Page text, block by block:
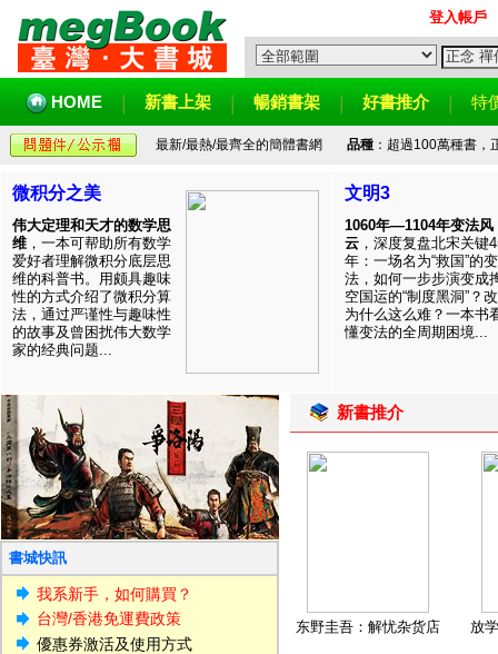
登入帳戶
HOME 新書上架 暢銷書架 好書推介 特
最新/最熱/最齊全的簡體書網 品種：超過100萬種書，
微积分之美
伟大定理和天才的数学思
维 ，一本可帮助所有数学
爱好者理解微积分底层思
维的科普书。用颇具趣味
性的方式介绍了微积分算
法，通过严谨性与趣味性
的故事及曾困扰伟大数学
家的经典问题...
文明3
1060年—1104年变法风
云 ，深度复盘北宋关键
年：一场名为“救国”的变
法，如何一步步演变成
空国运的“制度黑洞”？
为什么这么难？一本书
懂变法的全周期困境...
書城快訊
我系新手，如何購買？
台灣/香港免運費政策
優惠券激活及使用方式
新書推介
东野圭吾：解忧杂货店 放